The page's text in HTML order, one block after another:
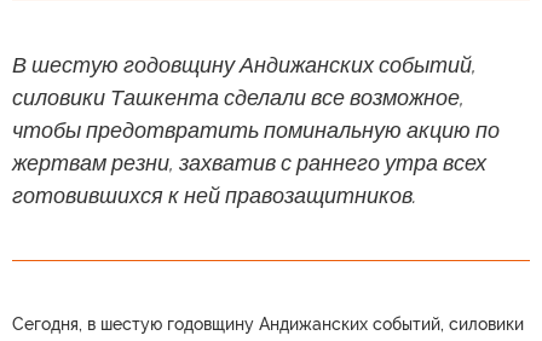
В шестую годовщину Андижанских событий,
силовики Ташкента сделали все возможное,
чтобы предотвратить поминальную акцию по
жертвам резни, захватив с раннего утра всех
готовившихся к ней правозащитников.
Сегодня, в шестую годовщину Андижанских событий, силовики